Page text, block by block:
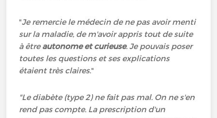
"Je remercie le médecin de ne pas avoir menti
sur la maladie, de m'avoir appris tout de suite
à être autonome et curieuse. Je pouvais poser
toutes les questions et ses explications
étaient très claires."
"Le diabète (type 2) ne fait pas mal. On ne s'en
rend pas compte. La prescription d'un